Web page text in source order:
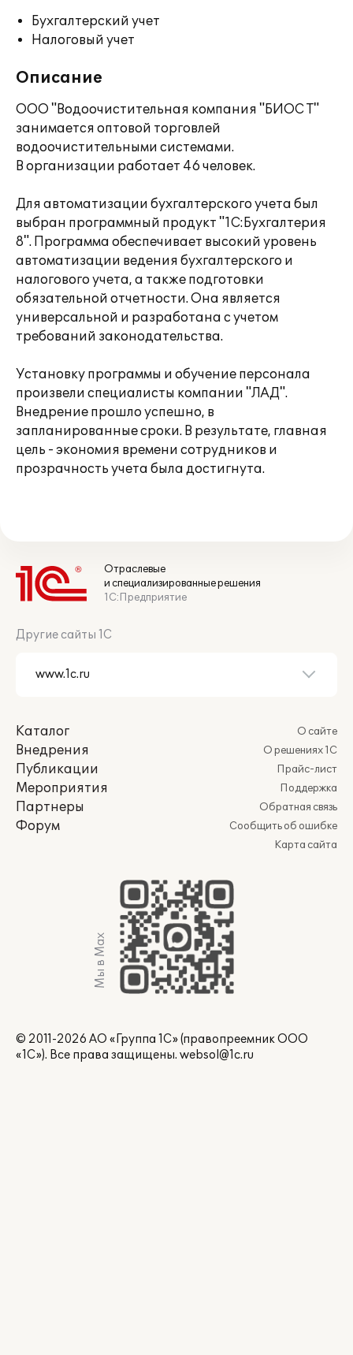
Бухгалтерский учет
Налоговый учет
Описание
ООО "Водоочистительная компания "БИОС Т"
занимается оптовой торговлей
водоочистительными системами.
В организации работает 46 человек.
Для автоматизации бухгалтерского учета был
выбран программный продукт "1С:Бухгалтерия
8". Программа обеспечивает высокий уровень
автоматизации ведения бухгалтерского и
налогового учета, а также подготовки
обязательной отчетности. Она является
универсальной и разработана с учетом
требований законодательства.
Установку программы и обучение персонала
произвели специалисты компании "ЛАД".
Внедрение прошло успешно, в
запланированные сроки. В результате, главная
цель - экономия времени сотрудников и
прозрачность учета была достигнута.
Отраслевые
и специализированные решения
1С:Предприятие
Другие сайты 1С
Каталог
Внедрения
Публикации
Мероприятия
Партнеры
Форум
О сайте
О решениях 1С
Прайс-лист
Поддержка
Обратная связь
Сообщить об ошибке
Карта сайта
Мы в Max
© 2011-2026 АО «Группа 1С» (правопреемник ООО
«1С»). Все права защищены. websol@1c.ru